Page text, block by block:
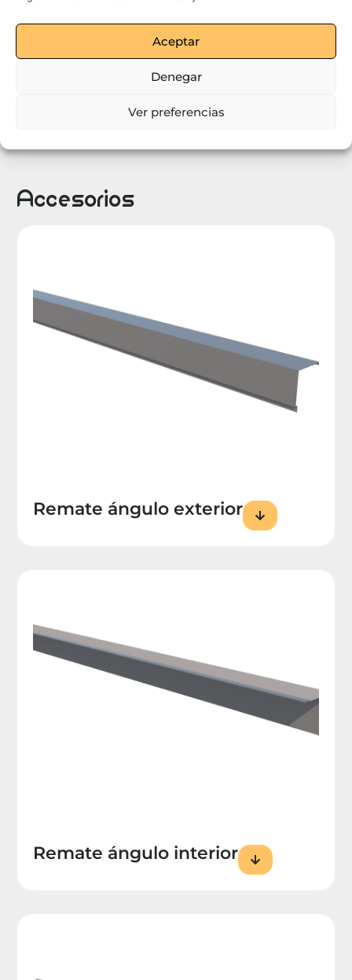
Aceptar
Denegar
Ver preferencias
Accesorios
Remate ángulo exterior
Remate ángulo interior